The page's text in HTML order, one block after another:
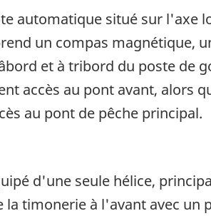
automatique situé sur l'axe
un compas magnétique,
et à tribord du poste de
accès au pont avant, alors
au pont de pêche principal.
d'une seule hélice,
timonerie à l'avant avec un